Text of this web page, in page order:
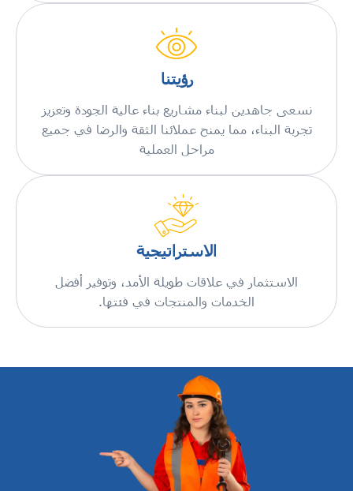
رؤيتنا
نسعى جاهدين لبناء مشاريع بناء عالية الجودة وتعزيز
تجربة البناء، مما يمنح عملائنا الثقة والرضا في جميع
مراحل العملية
الاستراتيجية
الاستثمار في علاقات طويلة الأمد، وتوفير أفضل
الخدمات والمنتجات في فئتها.